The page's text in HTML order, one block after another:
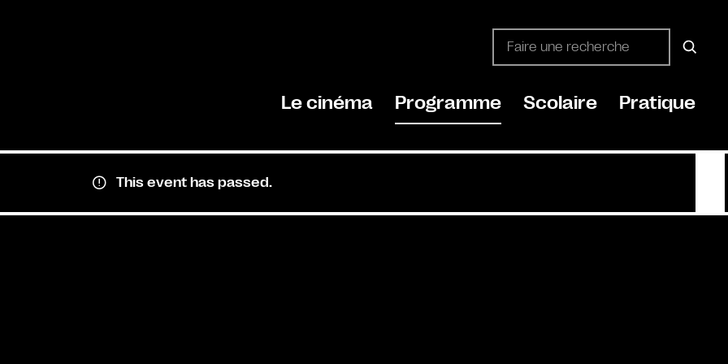
Le cinéma Programme Scolaire Pratique
This event has passed.